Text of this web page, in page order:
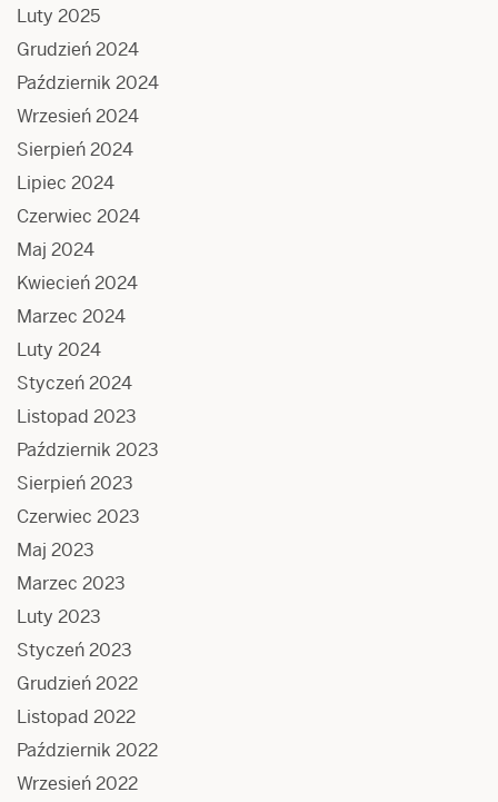
Luty 2025
Grudzień 2024
Październik 2024
Wrzesień 2024
Sierpień 2024
Lipiec 2024
Czerwiec 2024
Maj 2024
Kwiecień 2024
Marzec 2024
Luty 2024
Styczeń 2024
Listopad 2023
Październik 2023
Sierpień 2023
Czerwiec 2023
Maj 2023
Marzec 2023
Luty 2023
Styczeń 2023
Grudzień 2022
Listopad 2022
Październik 2022
Wrzesień 2022